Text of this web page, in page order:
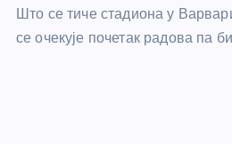
Што се тиче стадиона у
се очекује почетак радова па